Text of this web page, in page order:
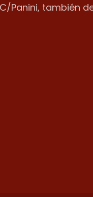
Panini, también